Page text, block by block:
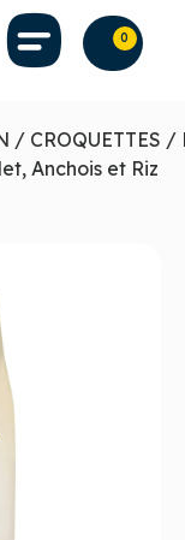
0
/ CROQUETTES /
Anchois et Riz